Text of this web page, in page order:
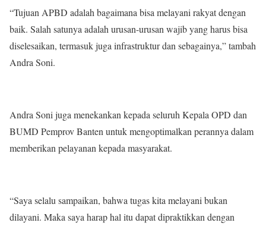
“Tujuan APBD adalah bagaimana bisa melayani rakyat dengan
baik. Salah satunya adalah urusan-urusan wajib yang harus bisa
diselesaikan, termasuk juga infrastruktur dan sebagainya,” tambah
Andra Soni.
Andra Soni juga menekankan kepada seluruh Kepala OPD dan
BUMD Pemprov Banten untuk mengoptimalkan perannya dalam
memberikan pelayanan kepada masyarakat.
“Saya selalu sampaikan, bahwa tugas kita melayani bukan
dilayani. Maka saya harap hal itu dapat dipraktikkan dengan